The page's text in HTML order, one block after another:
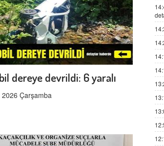
dereye devrildi: 6 yaralı
Çarşamba